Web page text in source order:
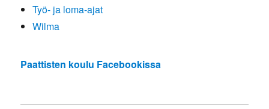
Työ- ja loma-ajat
Wilma
Paattisten koulu Facebookissa